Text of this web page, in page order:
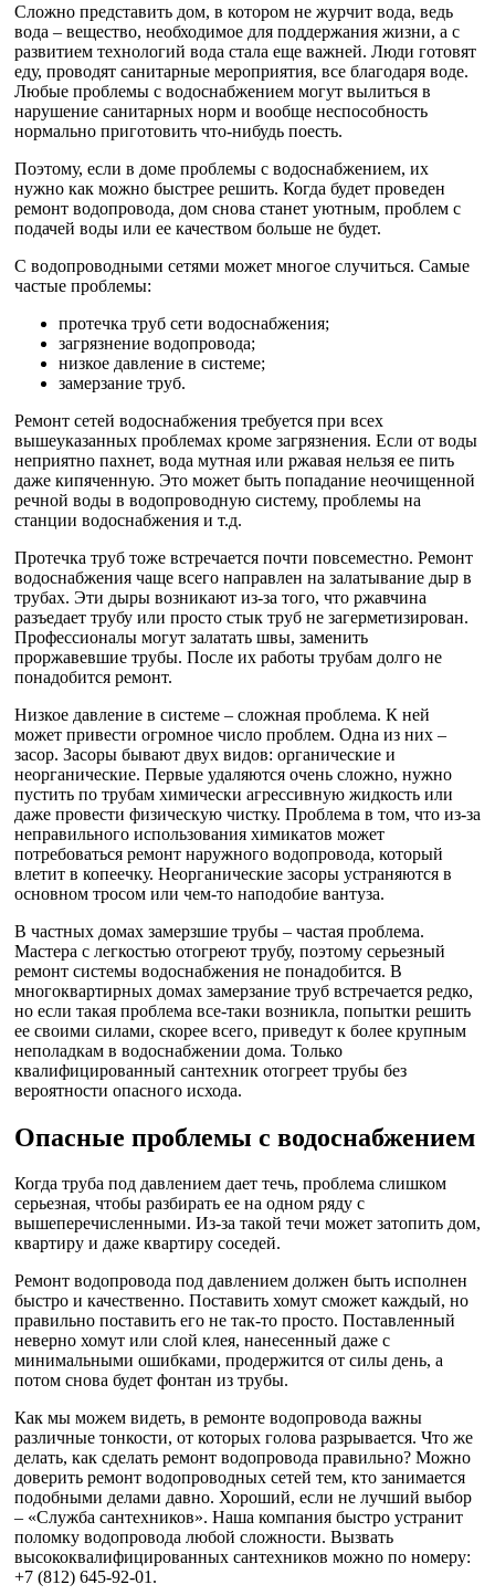
Сложно представить дом, в котором не журчит вода, ведь
вода – вещество, необходимое для поддержания жизни, а с
развитием технологий вода стала еще важней. Люди готовят
еду, проводят санитарные мероприятия, все благодаря воде.
Любые проблемы с водоснабжением могут вылиться в
нарушение санитарных норм и вообще неспособность
нормально приготовить что-нибудь поесть.
Поэтому, если в доме проблемы с водоснабжением, их
нужно как можно быстрее решить. Когда будет проведен
ремонт водопровода, дом снова станет уютным, проблем с
подачей воды или ее качеством больше не будет.
С водопроводными сетями может многое случиться. Самые
частые проблемы:
протечка труб сети водоснабжения;
загрязнение водопровода;
низкое давление в системе;
замерзание труб.
Ремонт сетей водоснабжения требуется при всех
вышеуказанных проблемах кроме загрязнения. Если от воды
неприятно пахнет, вода мутная или ржавая нельзя ее пить
даже кипяченную. Это может быть попадание неочищенной
речной воды в водопроводную систему, проблемы на
станции водоснабжения и т.д.
Протечка труб тоже встречается почти повсеместно. Ремонт
водоснабжения чаще всего направлен на залатывание дыр в
трубах. Эти дыры возникают из-за того, что ржавчина
разъедает трубу или просто стык труб не загерметизирован.
Профессионалы могут залатать швы, заменить
проржавевшие трубы. После их работы трубам долго не
понадобится ремонт.
Низкое давление в системе – сложная проблема. К ней
может привести огромное число проблем. Одна из них –
засор. Засоры бывают двух видов: органические и
неорганические. Первые удаляются очень сложно, нужно
пустить по трубам химически агрессивную жидкость или
даже провести физическую чистку. Проблема в том, что из-за
неправильного использования химикатов может
потребоваться ремонт наружного водопровода, который
влетит в копеечку. Неорганические засоры устраняются в
основном тросом или чем-то наподобие вантуза.
В частных домах замерзшие трубы – частая проблема.
Мастера с легкостью отогреют трубу, поэтому серьезный
ремонт системы водоснабжения не понадобится. В
многоквартирных домах замерзание труб встречается редко,
но если такая проблема все-таки возникла, попытки решить
ее своими силами, скорее всего, приведут к более крупным
неполадкам в водоснабжении дома. Только
квалифицированный сантехник отогреет трубы без
вероятности опасного исхода.
Опасные проблемы с водоснабжением
Когда труба под давлением дает течь, проблема слишком
серьезная, чтобы разбирать ее на одном ряду с
вышеперечисленными. Из-за такой течи может затопить дом,
квартиру и даже квартиру соседей.
Ремонт водопровода под давлением должен быть исполнен
быстро и качественно. Поставить хомут сможет каждый, но
правильно поставить его не так-то просто. Поставленный
неверно хомут или слой клея, нанесенный даже с
минимальными ошибками, продержится от силы день, а
потом снова будет фонтан из трубы.
Как мы можем видеть, в ремонте водопровода важны
различные тонкости, от которых голова разрывается. Что же
делать, как сделать ремонт водопровода правильно? Можно
доверить ремонт водопроводных сетей тем, кто занимается
подобными делами давно. Хороший, если не лучший выбор
– «Служба сантехников». Наша компания быстро устранит
поломку водопровода любой сложности. Вызвать
высококвалифицированных сантехников можно по номеру:
+7 (812) 645-92-01.